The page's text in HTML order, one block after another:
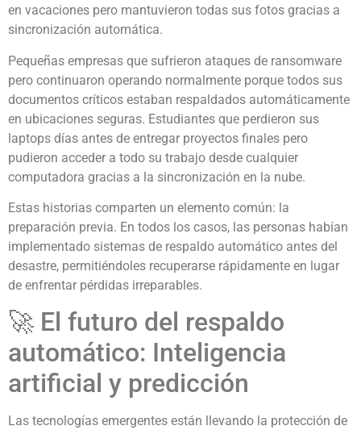
en vacaciones pero mantuvieron todas sus fotos gracias a
sincronización automática.
Pequeñas empresas que sufrieron ataques de ransomware
pero continuaron operando normalmente porque todos sus
documentos críticos estaban respaldados automáticamente
en ubicaciones seguras. Estudiantes que perdieron sus
laptops días antes de entregar proyectos finales pero
pudieron acceder a todo su trabajo desde cualquier
computadora gracias a la sincronización en la nube.
Estas historias comparten un elemento común: la
preparación previa. En todos los casos, las personas habían
implementado sistemas de respaldo automático antes del
desastre, permitiéndoles recuperarse rápidamente en lugar
de enfrentar pérdidas irreparables.
🚀 El futuro del respaldo
automático: Inteligencia
artificial y predicción
Las tecnologías emergentes están llevando la protección de